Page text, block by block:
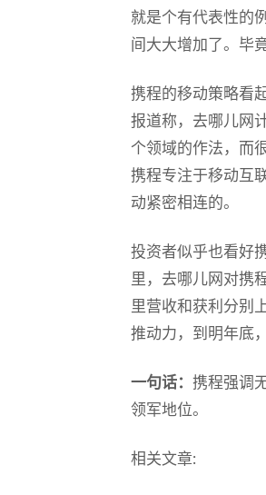
就是个有代表性的
间大大增加了。毕
携程的移动策略看
报道称，去哪儿网
个领域的作法，而
携程专注于移动互
动紧密相连的。
投资者似乎也看好
里，去哪儿网对携
里营收和获利分别
推动力，到明年底
一句话： 携程强调
领军地位。
相关文章: